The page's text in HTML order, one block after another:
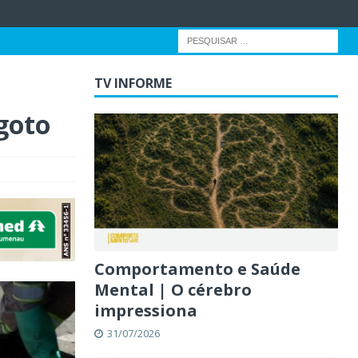
TV INFORME
Comportamento e Saúde
Mental | O cérebro
impressiona
31/07/2026